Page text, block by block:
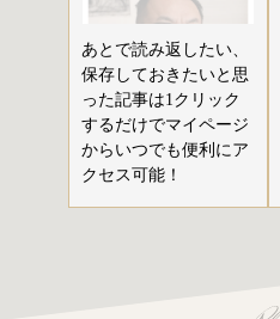
あとで読み返したい、
保存しておきたいと思
った記事は1クリック
するだけでマイページ
からいつでも便利にア
クセス可能！